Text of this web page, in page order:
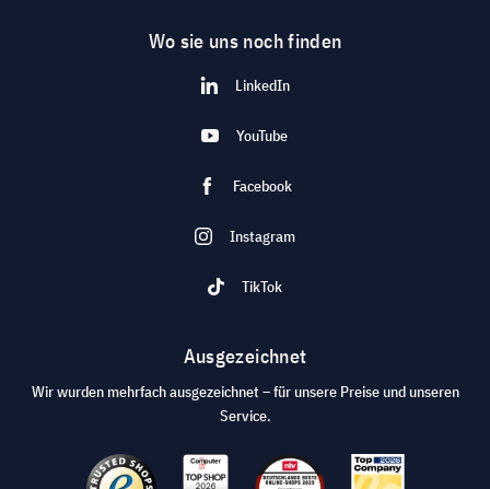
Wo sie uns noch finden
LinkedIn
YouTube
Facebook
Instagram
TikTok
Ausgezeichnet
Wir wurden mehrfach ausgezeichnet – für unsere Preise und unseren
Service.